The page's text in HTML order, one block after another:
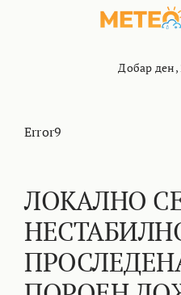
ИНТЕРЕСНО
КОНТАКТ
Добар ден,
Error9
ЛОКАЛНО